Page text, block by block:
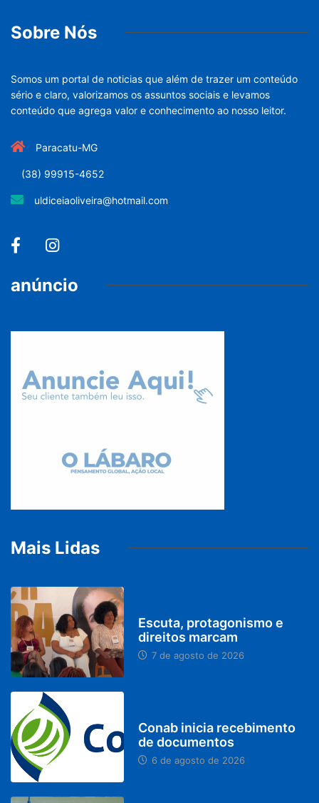
Sobre Nós
Somos um portal de noticias que além de trazer um conteúdo
sério e claro, valorizamos os assuntos sociais e levamos
conteúdo que agrega valor e conhecimento ao nosso leitor.
Paracatu-MG
(38) 99915-4652
uldiceiaoliveira@hotmail.com
anúncio
Mais Lidas
Escuta, protagonismo e
direitos marcam
7 de agosto de 2026
Conab inicia recebimento
de documentos
6 de agosto de 2026